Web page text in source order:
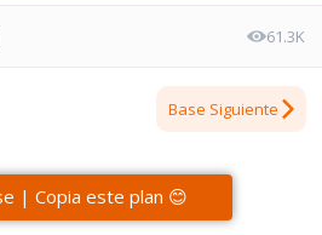
61.3K
Base Siguiente
| Copia este plan 😊